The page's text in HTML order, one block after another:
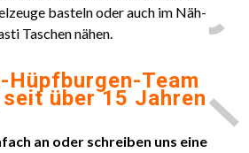
basteln oder auch im Näh-
Taschen nähen.
Hüpfburgen-Team
über 15 Jahren
an oder schreiben uns eine